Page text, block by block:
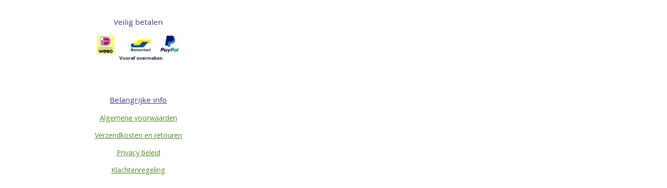
Veilig betalen
Belangrijke info
Algemene voorwaarden
Verzendkosten en retouren
Privacy beleid
Klachtenregeling